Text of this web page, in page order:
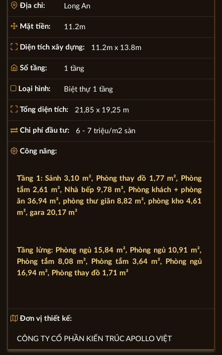
Địa chỉ: Long An
Mặt tiền: 11.2m
Diện tích xây dựng: 11.2m x 13.8m
Số tầng: 1 tầng
Loại hình: Biệt thự 1 tầng
Tổng diện tích: 21,85 x 19,25 m
Chi phí đầu tư: 6 - 7 triệu/m2 sàn
Công năng:
Tầng 1: Sảnh 3,10 m², Phòng thay đồ 1,77 m², Phòng
tắm 2,61 m², Nhà bếp 9,78 m², Phòng khách + phòng
ăn 36,94 m², phòng thư giãn 8,82 m², phòng kho 4,61
m², gara 20,17 m²
Tầng lửng: Phòng ngủ 15,84 m², Phòng ngủ 10,91 m²,
Phòng tắm 8,08 m², Phòng tắm 3,64 m², Phòng ngủ
16,94 m², Phòng thay đồ 1,71 m²
Đơn vị thiết kế:
CÔNG TY CỔ PHẦN KIẾN TRÚC APOLLO VIỆT